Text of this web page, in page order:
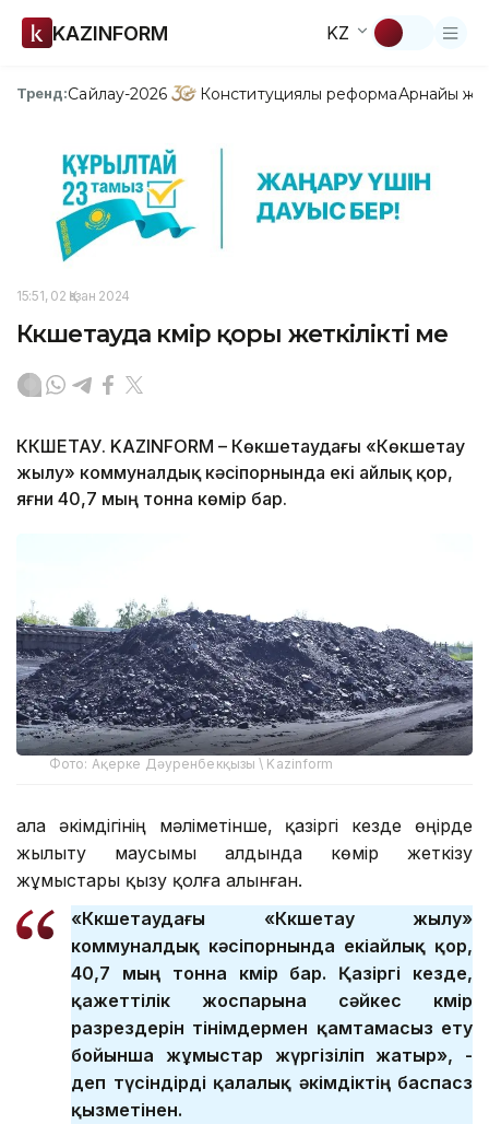
KAZINFORM KZ
Тренд:Сайлау-2026 Конституциялық реформаАрнайы
15:51, 02 Қазан 2024
Көкшетауда көмір қоры жеткілікті ме
КӨКШЕТАУ. KAZINFORM – Көкшетаудағы «Көкшетау
жылу» коммуналдық кәсіпорнында екі айлық қор,
яғни 40,7 мың тонна көмір бар.
Фото: Ақерке Дәуренбекқызы \ Kazinform
Қала әкімдігінің мәліметінше, қазіргі кезде өңірде
жылыту маусымы алдында көмір жеткізу
жұмыстары қызу қолға алынған.
«Көкшетаудағы «Көкшетау жылу»
коммуналдық кәсіпорнында екіайлық қор,
40,7 мың тонна көмір бар. Қазіргі кезде,
қажеттілік жоспарына сәйкес көмір
разрездерін өтінімдермен қамтамасыз ету
бойынша жұмыстар жүргізіліп жатыр», -
деп түсіндірді қалалық әкімдіктің баспасөз
қызметінен.